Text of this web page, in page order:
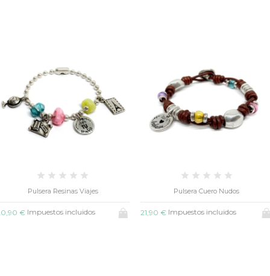
Pulsera Cuero Nudos
€Impuestos incluidos
Pulsera Regaliz Trenzado
21,50 € Impuestos incluidos